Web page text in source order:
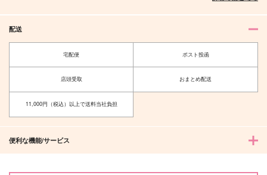
配送
宅配便 ポスト投函
店頭受取 おまとめ配送
11,000円（税込）以上で送料当社負担
便利な機能/サービス